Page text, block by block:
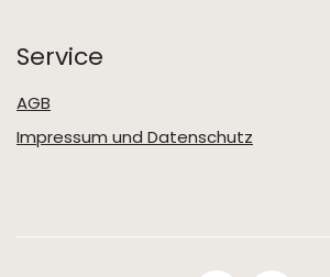
Service
AGB
Impressum und Datenschutz